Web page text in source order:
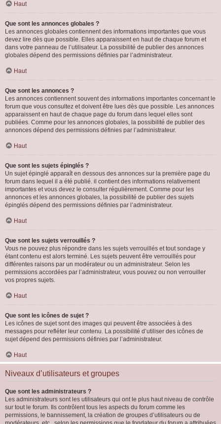
Haut
Que sont les annonces globales ?
Les annonces globales contiennent des informations importantes que vous
devez lire dès que possible. Elles apparaissent en haut de chaque forum et
dans votre panneau de l’utilisateur. La possibilité de publier des annonces
globales dépend des permissions définies par l’administrateur.
Haut
Que sont les annonces ?
Les annonces contiennent souvent des informations importantes concernant le
forum que vous consultez et doivent être lues dès que possible. Les annonces
apparaissent en haut de chaque page du forum dans lequel elles sont
publiées. Comme pour les annonces globales, la possibilité de publier des
annonces dépend des permissions définies par l’administrateur.
Haut
Que sont les sujets épinglés ?
Un sujet épinglé apparaît en dessous des annonces sur la première page du
forum dans lequel il a été publié. il contient des informations relativement
importantes et vous devez le consulter régulièrement. Comme pour les
annonces et les annonces globales, la possibilité de publier des sujets
épinglés dépend des permissions définies par l’administrateur.
Haut
Que sont les sujets verrouillés ?
Vous ne pouvez plus répondre dans les sujets verrouillés et tout sondage y
étant contenu est alors terminé. Les sujets peuvent être verrouillés pour
différentes raisons par un modérateur ou un administrateur. Selon les
permissions accordées par l’administrateur, vous pouvez ou non verrouiller
vos propres sujets.
Haut
Que sont les icônes de sujet ?
Les icônes de sujet sont des images qui peuvent être associées à des
messages pour refléter leur contenu. La possibilité d’utiliser des icônes de
sujet dépend des permissions définies par l’administrateur.
Haut
Niveaux d’utilisateurs et groupes
Que sont les administrateurs ?
Les administrateurs sont les utilisateurs qui ont le plus haut niveau de contrôle
sur tout le forum. Ils contrôlent tous les aspects du forum comme les
permissions, le bannissement, la création de groupes d’utilisateurs ou de